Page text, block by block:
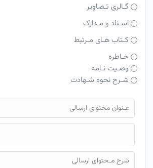
گـالری تـصاویر
اسـناد و مـدارک
کـتاب هـای مـرتبط
خـاطره
وصـیت نـامه
شـرح نحوه شـهادت
فایل محتوای ارسالی